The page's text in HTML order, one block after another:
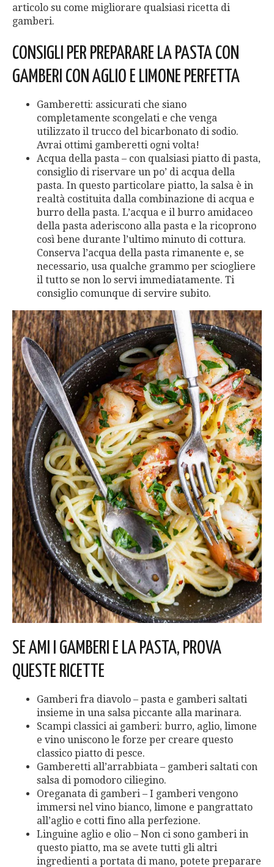
articolo su come migliorare qualsiasi ricetta di
gamberi.
CONSIGLI PER PREPARARE LA PASTA CON
GAMBERI CON AGLIO E LIMONE PERFETTA
Gamberetti: assicurati che siano
completamente scongelati e che venga
utilizzato il trucco del bicarbonato di sodio.
Avrai ottimi gamberetti ogni volta!
Acqua della pasta – con qualsiasi piatto di pasta,
consiglio di riservare un po’ di acqua della
pasta. In questo particolare piatto, la salsa è in
realtà costituita dalla combinazione di acqua e
burro della pasta. L’acqua e il burro amidaceo
della pasta aderiscono alla pasta e la ricoprono
così bene durante l’ultimo minuto di cottura.
Conserva l’acqua della pasta rimanente e, se
necessario, usa qualche grammo per sciogliere
il tutto se non lo servi immediatamente. Ti
consiglio comunque di servire subito.
SE AMI I GAMBERI E LA PASTA, PROVA
QUESTE RICETTE
Gamberi fra diavolo – pasta e gamberi saltati
insieme in una salsa piccante alla marinara.
Scampi classici ai gamberi: burro, aglio, limone
e vino uniscono le forze per creare questo
classico piatto di pesce.
Gamberetti all’arrabbiata – gamberi saltati con
salsa di pomodoro ciliegino.
Oreganata di gamberi – I gamberi vengono
immersi nel vino bianco, limone e pangrattato
all’aglio e cotti fino alla perfezione.
Linguine aglio e olio – Non ci sono gamberi in
questo piatto, ma se avete tutti gli altri
ingredienti a portata di mano, potete preparare